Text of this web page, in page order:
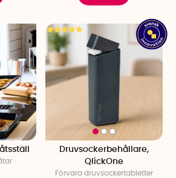
Druvsockerbehållare,
QlickOne
Förvara druvsockertabletter